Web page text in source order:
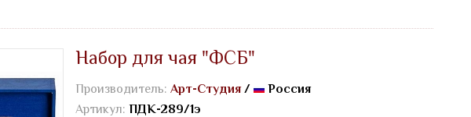
Набор для чая "ФСБ"
Производитель: Арт-Студия/
Россия
Артикул: ПДК-289/1э